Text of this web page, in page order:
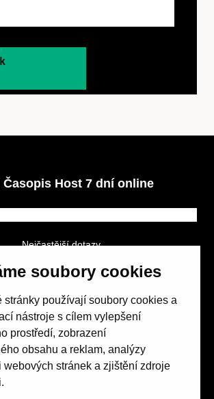
soubory cookies
stránky používají soubory cookies a
nástroje s cílem vylepšení
prostředí, zobrazení
obsahu a reklam, analýzy
webových stránek a zjištění zdroje
Časopis Host 7 dní online
Nejčastější dotazy
Obchodní podmínky
přátel vydávání